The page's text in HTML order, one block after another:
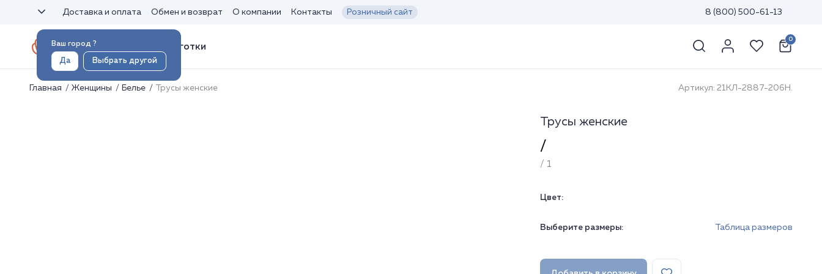
Ваш город ?
Да Выбрать другой
Доставка и оплата Обмен и возврат О компании Контакты Розничный сайт 8 (800) 500-61-13
Носки и колготки
0
Главная Женщины Белье Трусы женские Артикул: 21КЛ-2887-206Н.
Трусы женские
/
/ 1
Цвет:
Выберите размеры: Таблица размеров